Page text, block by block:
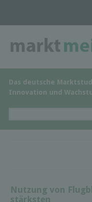
Das deutsche
Innovation und
Nutzung von
stärksten